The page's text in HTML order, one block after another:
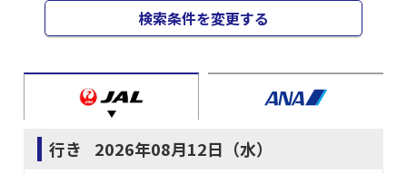
検索条件を変更する
行き 2026年08月12日（水）